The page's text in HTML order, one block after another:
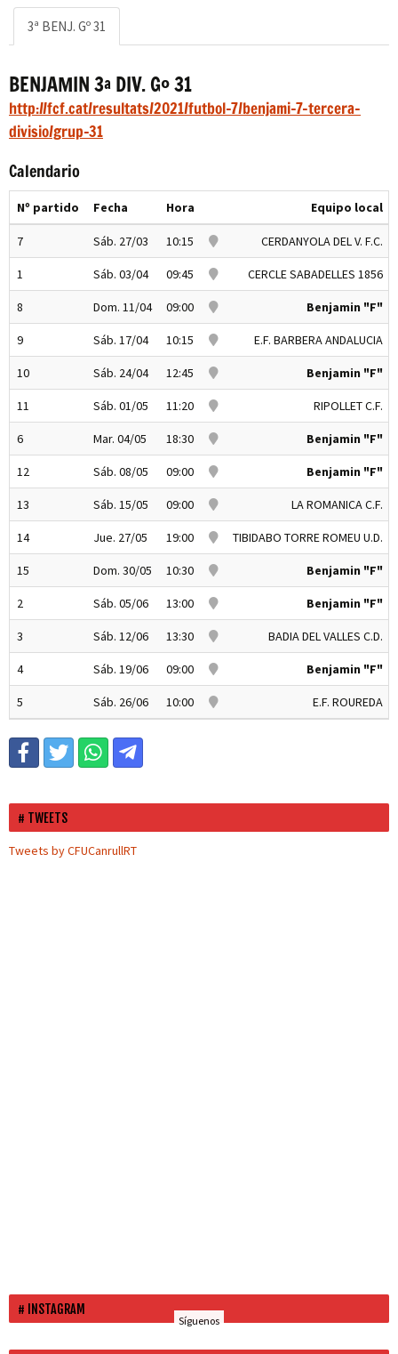
3ª BENJ. Gº 31
BENJAMIN 3ª DIV. Gº 31
http://fcf.cat/resultats/2021/futbol-7/benjami-7-tercera-
divisio/grup-31
Calendario
Nº partido Fecha Hora Equipo local
7 Sáb. 27/03 10:15 CERDANYOLA DEL V. F.C.
1 Sáb. 03/04 09:45 CERCLE SABADELLES 1856
8 Dom. 11/04 09:00 Benjamin "F"
9 Sáb. 17/04 10:15 E.F. BARBERA ANDALUCIA
10 Sáb. 24/04 12:45 Benjamin "F"
11 Sáb. 01/05 11:20 RIPOLLET C.F.
6 Mar. 04/05 18:30 Benjamin "F"
12 Sáb. 08/05 09:00 Benjamin "F"
13 Sáb. 15/05 09:00 LA ROMANICA C.F.
14 Jue. 27/05 19:00 TIBIDABO TORRE ROMEU U.D.
15 Dom. 30/05 10:30 Benjamin "F"
2 Sáb. 05/06 13:00 Benjamin "F"
3 Sáb. 12/06 13:30 BADIA DEL VALLES C.D.
4 Sáb. 19/06 09:00 Benjamin "F"
5 Sáb. 26/06 10:00 E.F. ROUREDA
TWEETS
Tweets by CFUCanrullRT
INSTAGRAM
Síguenos